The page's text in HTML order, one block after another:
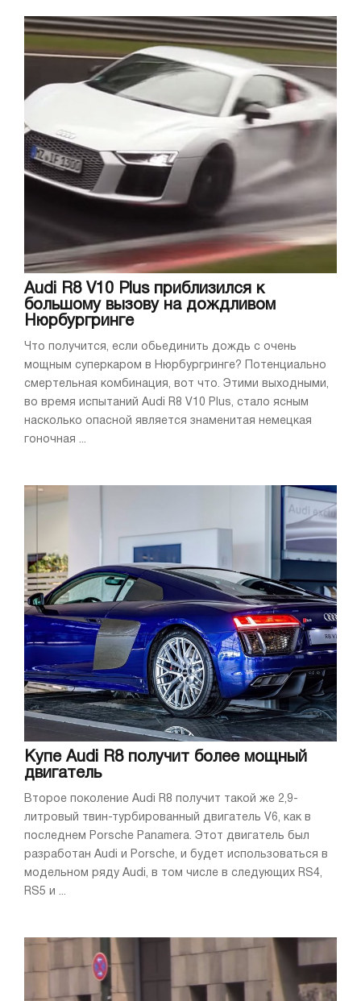
Audi R8 V10 Plus приблизился к
большому вызову на дождливом
Нюрбургринге
Что получится, если обьединить дождь с очень
мощным суперкаром в Нюрбургринге? Потенциально
смертельная комбинация, вот что. Этими выходными,
во время испытаний Audi R8 V10 Plus, стало ясным
насколько опасной является знаменитая немецкая
гоночная ...
Купе Audi R8 получит более мощный
двигатель
Второе поколение Audi R8 получит такой же 2,9-
литровый твин-турбированный двигатель V6, как в
последнем Porsche Panamera. Этот двигатель был
разработан Audi и Porsche, и будет использоваться в
модельном ряду Audi, в том числе в следующих RS4,
RS5 и ...